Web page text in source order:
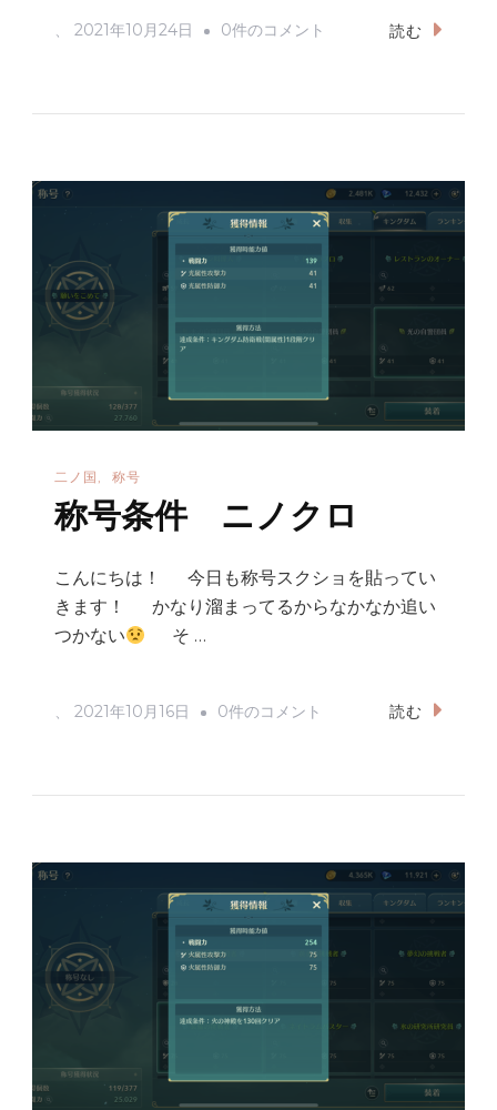
、 2021年10月24日
称
ク
ロ
へ
の
0件のコメント 読む
二ノ国 称号
称号条件 ニノクロ
こんにちは！ 今日も称号スクショを貼ってい
きます！ かなり溜まってるからなかなか追い
つかない
そ …
、 2021年10月16日
称
ク
ロ
へ
の
0件のコメント 読む